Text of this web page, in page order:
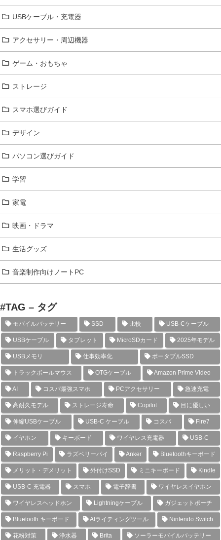
USBケーブル・充電器
アクセサリー・周辺機器
ゲーム・おもちゃ
ストレージ
スマホ選びガイド
デザイン
パソコン選びガイド
学習
家電
映画・ドラマ
生活グッズ
音楽制作向けノートPC
#TAG – タグ
モバイルバッテリー SSD 比較 USB-Cケーブル
USBケーブル タブレット MicroSDカード 2025年モデル
USBメモリ 仕事効率化 ポータブルSSD
トラックボールマウス OTGケーブル Amazon Prime Video
AI コスパ最強スマホ PCアクセサリー 急速充電
高耐久モデル ストレージ寿命 Copilot 目に優しい
伸縮USBケーブル USB-C ケーブル コスパ Fire7
イヤホン キーボード ワイヤレス充電器 USB-C
Raspberry Pi ラズベリーパイ Anker Bluetoothキーボード
メリット・デメリット 外付けSSD ミニキーボード Kindle
USB-C 充電器 スマホ 電子辞書 ワイヤレスイヤホン
ワイヤレスヘッドホン Lightningケーブル ガジェットポーチ
Bluetooth キーボード AIライティングツール Nintendo Switch
花粉対策 浄水器 Brita ソーラーモバイルバッテリー